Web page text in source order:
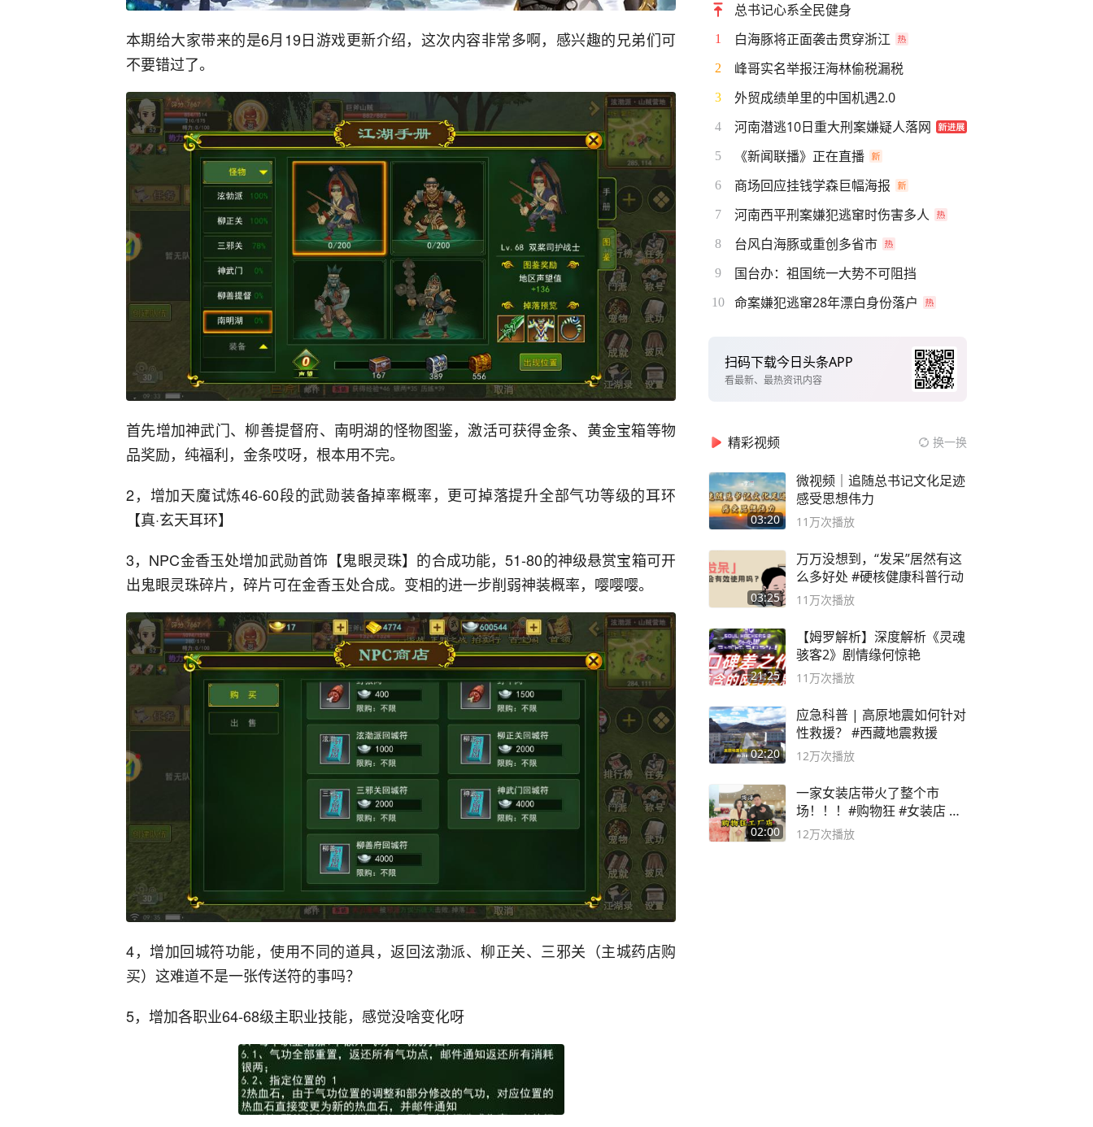
本期给大家带来的是6月19日游戏更新介绍，这次内容非常多啊，感兴趣的兄弟们可
不要错过了。
首先增加神武门、柳善提督府、南明湖的怪物图鉴，激活可获得金条、黄金宝箱等物
品奖励，纯福利，金条哎呀，根本用不完。
2，增加天魔试炼46-60段的武勋装备掉率概率，更可掉落提升全部气功等级的耳环
【真·玄天耳环】
3，NPC金香玉处增加武勋首饰【鬼眼灵珠】的合成功能，51-80的神级悬赏宝箱可开
出鬼眼灵珠碎片，碎片可在金香玉处合成。变相的进一步削弱神装概率，嘤嘤嘤。
4，增加回城符功能，使用不同的道具，返回泫渤派、柳正关、三邪关（主城药店购
买）这难道不是一张传送符的事吗？
5，增加各职业64-68级主职业技能，感觉没啥变化呀
总书记心系全民健身
1 白海豚将正面袭击贯穿浙江
2 峰哥实名举报汪海林偷税漏税
3 外贸成绩单里的中国机遇2.0
4 河南潜逃10日重大刑案嫌疑人落网
5 《新闻联播》正在直播
6 商场回应挂钱学森巨幅海报
7 河南西平刑案嫌犯逃窜时伤害多人
8 台风白海豚或重创多省市
9 国台办：祖国统一大势不可阻挡
10 命案嫌犯逃窜28年漂白身份落户
扫码下载今日头条APP
看最新、最热资讯内容
精彩视频 换一换
03:20
微视频｜追随总书记文化足迹
感受思想伟力
11万次播放
03:25
万万没想到，“发呆”居然有这
么多好处 #硬核健康科普行动
11万次播放
21:25
【姆罗解析】深度解析《灵魂
骇客2》剧情缘何惊艳
11万次播放
02:20
应急科普 | 高原地震如何针对
性救援？ #西藏地震救援
12万次播放
02:00
一家女装店带火了整个市
场！！！#购物狂 #女装店 #
高品质女装
12万次播放